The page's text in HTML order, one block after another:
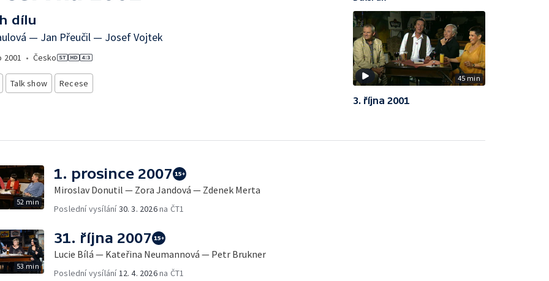
dílu
— Jan Přeučil — Josef Vojtek
2001 • Česko
Talk show Recese 45 min
3. října 2001
52 min
1. prosince 2007
Miroslav Donutil — Zora Jandová — Zdenek Merta
Poslední vysílání30. 3. 2026na ČT1
53 min
31. října 2007
Lucie Bílá — Kateřina Neumannová — Petr Brukner
Poslední vysílání 12. 4. 2026na ČT1